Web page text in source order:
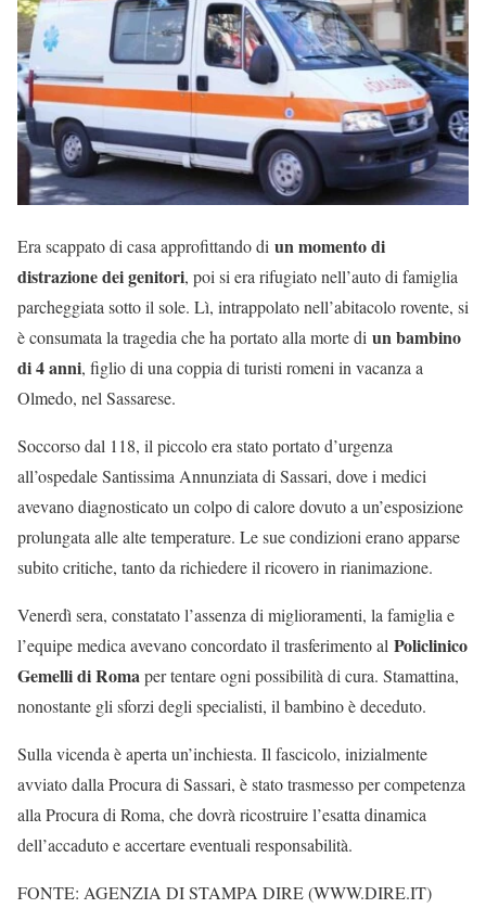
Era scappato di casa approfittando di un momento di
distrazione dei genitori, poi si era rifugiato nell’auto di famiglia
parcheggiata sotto il sole. Lì, intrappolato nell’abitacolo rovente, si
è consumata la tragedia che ha portato alla morte di un bambino
di 4 anni, figlio di una coppia di turisti romeni in vacanza a
Olmedo, nel Sassarese.
Soccorso dal 118, il piccolo era stato portato d’urgenza
all’ospedale Santissima Annunziata di Sassari, dove i medici
avevano diagnosticato un colpo di calore dovuto a un’esposizione
prolungata alle alte temperature. Le sue condizioni erano apparse
subito critiche, tanto da richiedere il ricovero in rianimazione.
Venerdì sera, constatato l’assenza di miglioramenti, la famiglia e
l’equipe medica avevano concordato il trasferimento al Policlinico
Gemelli di Romaper tentare ogni possibilità di cura. Stamattina,
nonostante gli sforzi degli specialisti, il bambino è deceduto.
Sulla vicenda è aperta un’inchiesta. Il fascicolo, inizialmente
avviato dalla Procura di Sassari, è stato trasmesso per competenza
alla Procura di Roma, che dovrà ricostruire l’esatta dinamica
dell’accaduto e accertare eventuali responsabilità.
FONTE: AGENZIA DI STAMPA DIRE (WWW.DIRE.IT)